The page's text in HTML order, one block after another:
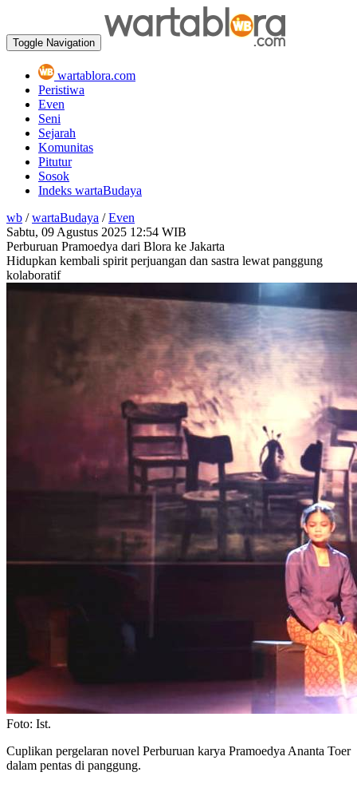
Toggle Navigation
wartablora.com
Peristiwa
Even
Seni
Sejarah
Komunitas
Pitutur
Sosok
Indeks wartaBudaya
wb /wartaBudaya /Even
Sabtu, 09 Agustus 2025 12:54 WIB
Perburuan Pramoedya dari Blora ke Jakarta
Hidupkan kembali spirit perjuangan dan sastra lewat panggung
kolaboratif
Foto: Ist.
Cuplikan pergelaran novel Perburuan karya Pramoedya Ananta Toer
dalam pentas di panggung.